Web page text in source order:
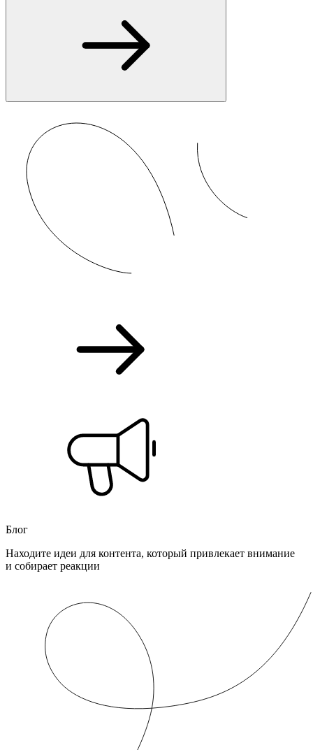
Блог
Находите идеи для контента, который привлекает внимание
и собирает реакции